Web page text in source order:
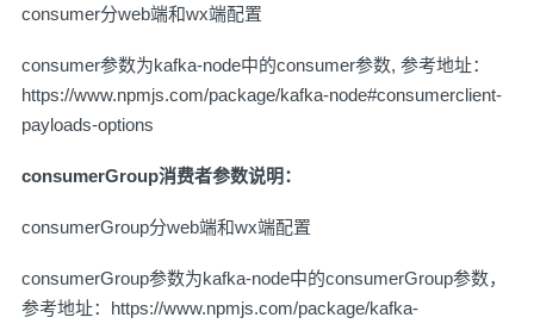
consumer分web端和wx端配置
consumer参数为kafka-node中的consumer参数, 参考地址：
https://www.npmjs.com/package/kafka-node#consumerclient-
payloads-options
consumerGroup消费者参数说明：
consumerGroup分web端和wx端配置
consumerGroup参数为kafka-node中的consumerGroup参数，
参考地址： https://www.npmjs.com/package/kafka-